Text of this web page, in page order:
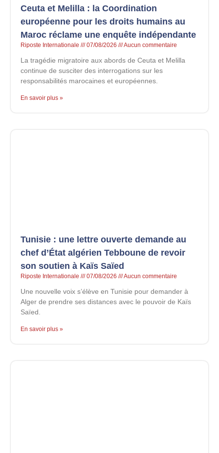
Ceuta et Melilla : la Coordination
européenne pour les droits humains au
Maroc réclame une enquête indépendante
Riposte Internationale 07/08/2026 Aucun commentaire
La tragédie migratoire aux abords de Ceuta et Melilla
continue de susciter des interrogations sur les
responsabilités marocaines et européennes.
En savoir plus »
Tunisie : une lettre ouverte demande au
chef d’État algérien Tebboune de revoir
son soutien à Kaïs Saïed
Riposte Internationale 07/08/2026 Aucun commentaire
Une nouvelle voix s’élève en Tunisie pour demander à
Alger de prendre ses distances avec le pouvoir de Kaïs
Saïed.
En savoir plus »